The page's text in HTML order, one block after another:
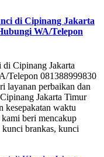
di Cipinang Jakarta
WA/Telepon
Cipinang Jakarta
Telepon 081388999830
layanan perbaikan dan
Jakarta Timur
kesepakatan waktu
beri mencakup
kunci brankas, kunci